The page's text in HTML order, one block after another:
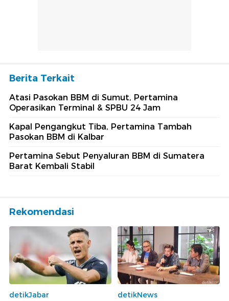
Berita Terkait
Atasi Pasokan BBM di Sumut, Pertamina
Operasikan Terminal & SPBU 24 Jam
Kapal Pengangkut Tiba, Pertamina Tambah
Pasokan BBM di Kalbar
Pertamina Sebut Penyaluran BBM di Sumatera
Barat Kembali Stabil
Rekomendasi
detikJabar
detikNews